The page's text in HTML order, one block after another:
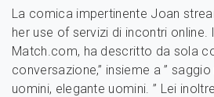
La comica impertinente Joan
her use of servizi di incontri online.
Match.com, ha descritto da sola
conversazione,” insieme a ”
uomini, elegante uomini. ” Lei